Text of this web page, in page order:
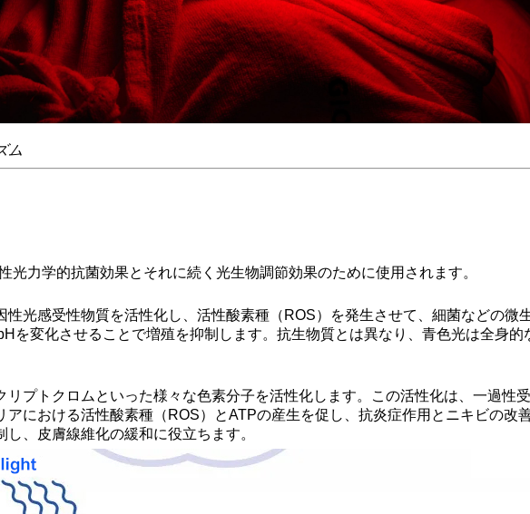
ム
力学的抗菌効果とそれに続く光生物調節効果のために使用されます。
光感受性物質を活性化し、活性酸素種（ROS）を発生させて、細菌などの微
を変化させることで増殖を抑制します。抗生物質とは異なり、青色光は全身
プトクロムといった様々な色素分子を活性化します。この活性化は、一過性
における活性酸素種（ROS）とATPの産生を促し、抗炎症作用とニキビの改
、皮膚線維化の緩和に役立ちます。